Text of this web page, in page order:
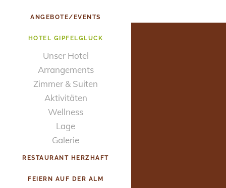
ANGEBOTE/EVENTS
HOTEL GIPFELGLÜCK
Unser Hotel
Arrangements
Zimmer & Suiten
Aktivitäten
Wellness
Lage
Galerie
RESTAURANT HERZHAFT
FEIERN AUF DER ALM